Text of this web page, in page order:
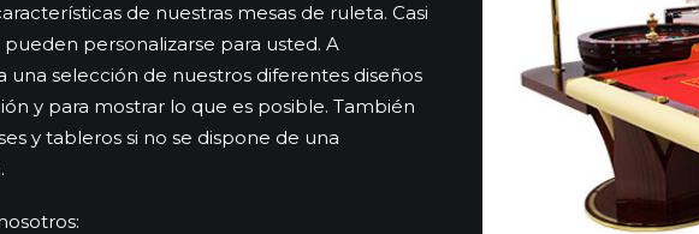
de nuestras mesas de ruleta. Casi
personalizarse para usted. A
una selección de nuestros diferentes diseños
y para mostrar lo que es posible. También
y tableros si no se dispone de una